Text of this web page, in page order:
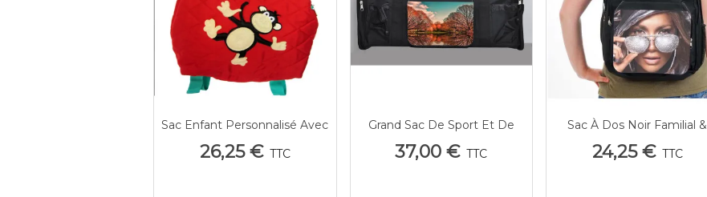
Afficher Plus
Sac Enfant Personnalisé Avec
Broderie Prénom Motif Singe
(42x32 Cms)
26,25 € TTC
Afficher Plus
Grand Sac De Sport Et De
Voyage Homme Personnalisé
37,00 € TTC
Afficher Plus
Sac À Dos Noir Familial &
Sportif – Personnalisation
Intégrale
24,25 € TTC